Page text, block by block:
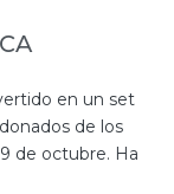
en un set
de los
de octubre. Ha